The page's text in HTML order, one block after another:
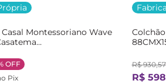
Montessoriano Wave
OFF
Pix
R$ 930,57
R$ 598